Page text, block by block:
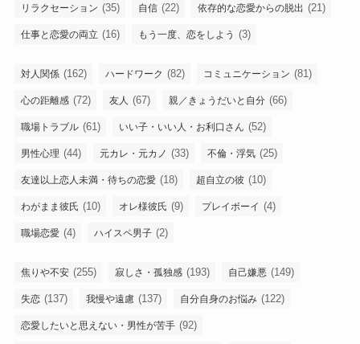
リラクセーション (35) 自信 (22) 依存的な恋愛からの脱出 (21)
仕事と恋愛の両立 (16) もう一度、恋をしよう (3)
対人関係 (162) ハードワーク (82) コミュニケーション (81)
心の距離感 (72) 友人 (67) 親／きょうだいと自分 (66)
職場トラブル (61) いい子・いい人・お利口さん (52)
男性心理 (44) 元カレ・元カノ (33) 不倫・浮気 (25)
友達以上恋人未満・待ちの恋愛 (18) 超自立の彼 (10)
わがまま彼氏 (10) オレ様彼氏 (9) プレイボーイ (4)
職場恋愛 (4) ハイスペ男子 (2)
焦りや不安 (255) 寂しさ・孤独感 (193) 自己嫌悪 (149)
失恋 (137) 我慢や遠慮 (137) 自分自身のお悩み (122)
恋愛したいと思えない・男性が苦手 (92)